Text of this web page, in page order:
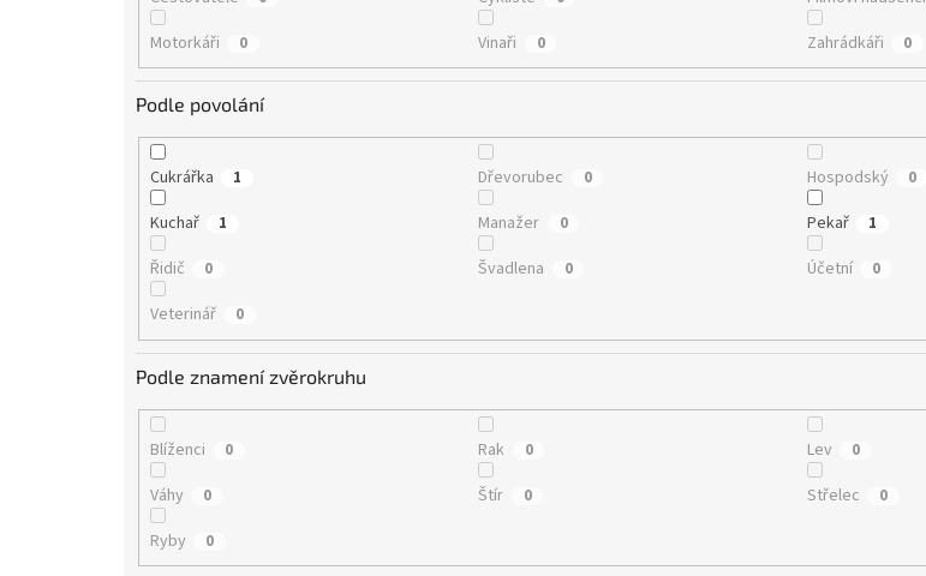
Motorkáři 0 Vinaři 0 Zahrádkáři 0
Podle povolání
Cukrářka 1 Dřevorubec 0 Hospodský 0
Kuchař 1 Manažer 0 Pekař 1
Řidič 0 Švadlena 0 Účetní 0
Veterinář 0
Podle znamení zvěrokruhu
Blíženci 0 Rak 0 Lev 0
Váhy 0 Štír 0 Střelec 0
Ryby 0